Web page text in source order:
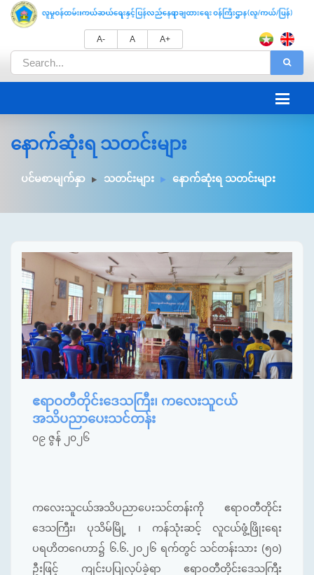
A- A A+
နောက်ဆုံးရ သတင်းများ
ပင်မစာမျက်နှာ သတင်းများ နောက်ဆုံးရ သတင်းများ
ဧရာဝတီတိုင်းဒေသကြီး၊ ကလေးသူငယ်
အသိပညာပေးသင်တန်း
၀၉ ဇွန် ၂၀၂၆
ကလေးသူငယ်အသိပညာပေးသင်တန်းကို ဧရာဝတီတိုင်း
ဒေသကြီး၊ ပုသိမ်မြို့ ၊ ကန်သုံးဆင့် လူငယ်ဖွံ့ဖြိုးရေး
ပရဟိတဂေဟာ၌ ၆.၆.၂၀၂၆ ရက်တွင် သင်တန်းသား (၅၀)
ဦးဖြင့် ကျင်းပပြုလုပ်ခဲ့ရာ ဧရာဝတီတိုင်းဒေသကြီး